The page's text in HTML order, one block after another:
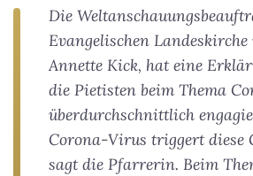
Die
Evangelischen
Annette Kick, hat eine
die Pietisten beim Thema
überdurchschnittlich
Corona-Virus triggert diese
sagt die Pfarrerin. Beim